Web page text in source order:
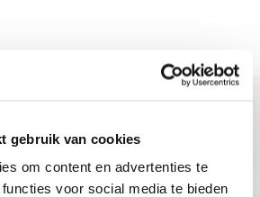
gebruik van cookies
om content en advertenties te
voor social media te bieden
wijnnieuws, proeverijen en